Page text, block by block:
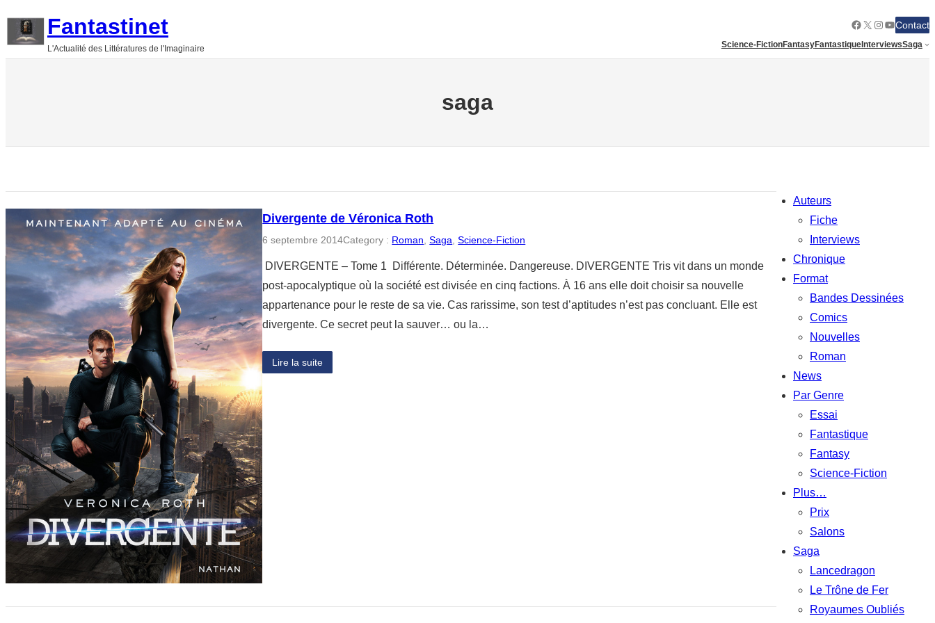
Fantastinet
L'Actualité des Littératures de l'Imaginaire
Facebook
X Instagram
YouTube
Contact
Science-FictionFantasyFantastiqueInterviewsSaga
saga
Divergente de Véronica Roth
6 septembre 2014Category : Roman , Saga , Science-Fiction
DIVERGENTE – Tome 1 Différente. Déterminée. Dangereuse. DIVERGENTE Tris vit dans un monde
post-apocalyptique où la société est divisée en cinq factions. À 16 ans elle doit choisir sa nouvelle
appartenance pour le reste de sa vie. Cas rarissime, son test d’aptitudes n’est pas concluant. Elle est
divergente. Ce secret peut la sauver… ou la…
Lire la suite
Auteurs
Fiche
Interviews
Chronique
Format
Bandes Dessinées
Comics
Nouvelles
Roman
News
Par Genre
Essai
Fantastique
Fantasy
Science-Fiction
Plus…
Prix
Salons
Saga
Lancedragon
Le Trône de Fer
Royaumes Oubliés